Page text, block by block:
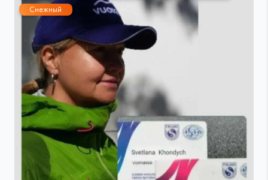
Снежный